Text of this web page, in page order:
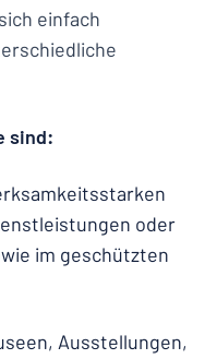
einfach
sind:
oder
im geschützten
Ausstellungen,